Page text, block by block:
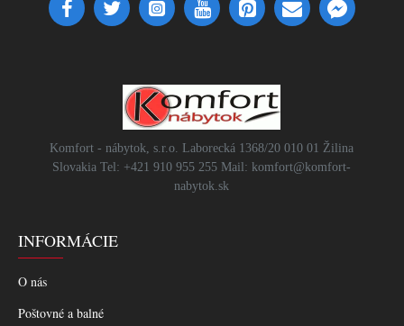
Komfort - nábytok, s.r.o. Laborecká 1368/20 010 01 Žilina
Slovakia Tel: +421 910 955 255 Mail: komfort@komfort-
nabytok.sk
INFORMÁCIE
O nás
Poštovné a balné